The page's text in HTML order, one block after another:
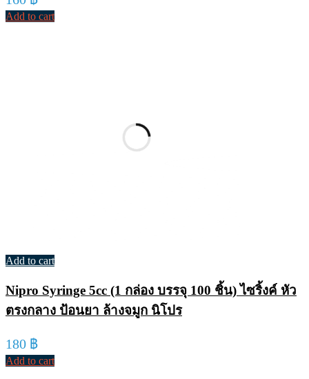
Add to cart
Add to cart
Nipro Syringe 5cc (1 กล่อง บรรจุ 100 ชิ้น) ไซริ้งค์ หัว
ตรงกลาง ป้อนยา ล้างจมูก นิโปร
180 ฿
Add to cart